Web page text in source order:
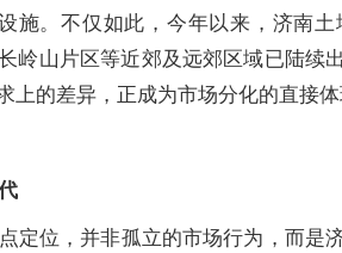
施。不仅如此，今年以来，济南
岭山片区等近郊及远郊区域已陆续
上的差异，正成为市场分化的直接体
定位，并非孤立的市场行为，而是